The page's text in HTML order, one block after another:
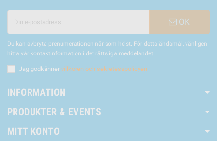
OK
Du kan avbryta prenumerationen när som helst. För detta ändamål, vänligen
hitta vår kontaktinformation i det rättsliga meddelandet.
Jag godkänner villkoren och sekretesspolicyen
INFORMATION
PRODUKTER & EVENTS
MITT KONTO